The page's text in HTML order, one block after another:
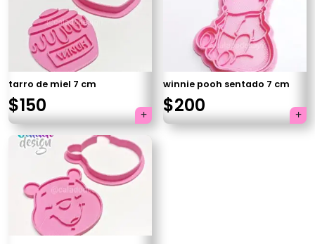
tarro de miel 7 cm
$150
winnie pooh sentado 7 cm
$200
×
Tu carrito está vacío.
Agregá un producto y aparecerá acá